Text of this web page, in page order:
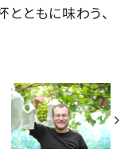
ともに味わう、